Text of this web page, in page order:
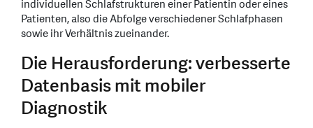
individuellen Schlafstrukturen einer Patientin oder eines
Patienten, also die Abfolge verschiedener Schlafphasen
sowie ihr Verhältnis zueinander.
Die Herausforderung: verbesserte
Datenbasis mit mobiler
Diagnostik